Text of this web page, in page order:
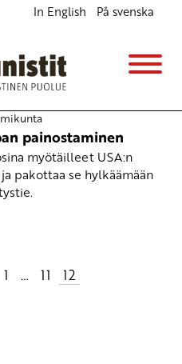
In English På svenska
toimikunta
painostaminen
myötäilleet USA:n
pakottaa se hylkäämään
1 … 11 12